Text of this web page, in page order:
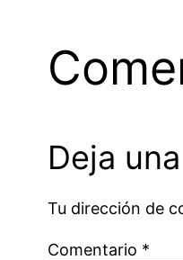
Deja
Tu dirección de
Comentario *